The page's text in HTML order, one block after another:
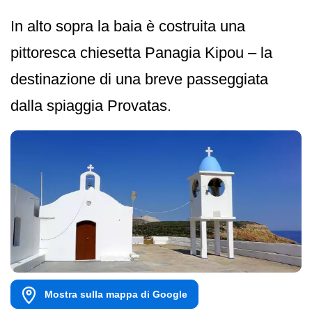
In alto sopra la baia è costruita una
pittoresca chiesetta Panagia Kipou – la
destinazione di una breve passeggiata
dalla spiaggia Provatas.
Mostra sulla mappa di Google